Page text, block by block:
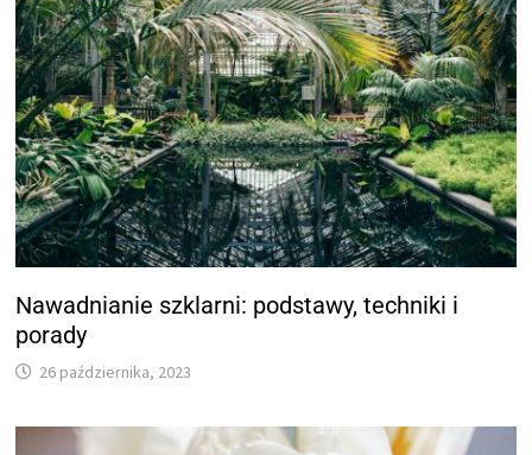
Nawadnianie szklarni: podstawy, techniki i
porady
26 października, 2023